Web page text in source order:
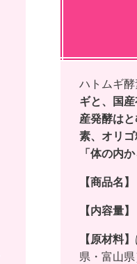
ハトムギ
ギと、国
産発酵は
素、オリ
「体の内
【商品名
【内容量
【原材料】
県・富山